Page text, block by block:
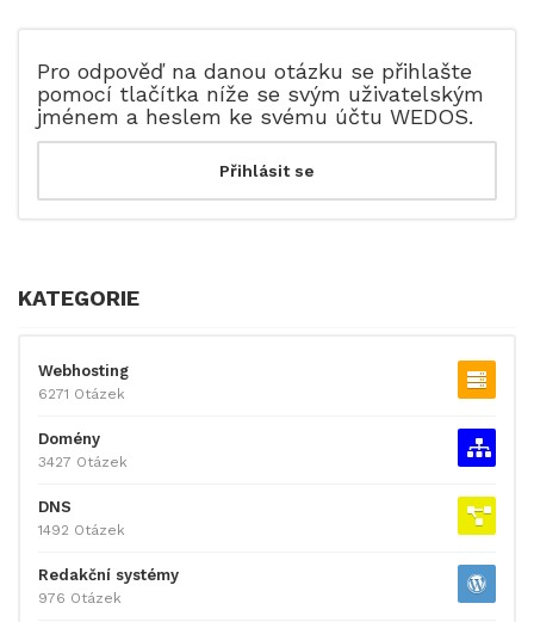
Pro odpověď na danou otázku se přihlašte
pomocí tlačítka níže se svým uživatelským
jménem a heslem ke svému účtu WEDOS.
KATEGORIE
Webhosting
6271 Otázek
Domény
3427 Otázek
DNS
1492 Otázek
Redakční systémy
976 Otázek